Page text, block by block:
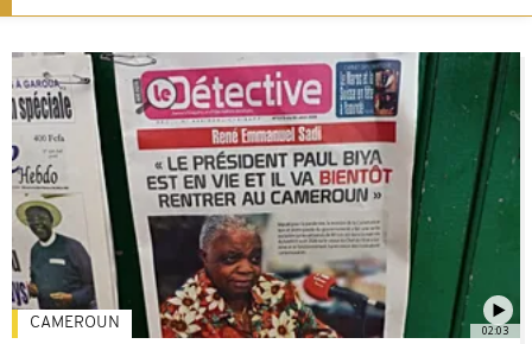
02:03
CAMEROUN